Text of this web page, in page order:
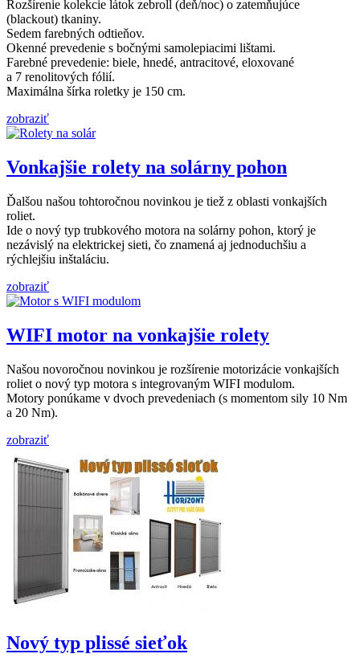
Rozšírenie kolekcie látok zebroll (deň/noc) o zatemňujúce
(blackout) tkaniny.
Sedem farebných odtieňov.
Okenné prevedenie s bočnými samolepiacimi lištami.
Farebné prevedenie: biele, hnedé, antracitové, eloxované
a 7 renolitových fólií.
Maximálna šírka roletky je 150 cm.
zobraziť
Vonkajšie rolety na solárny pohon
Ďalšou našou tohtoročnou novinkou je tiež z oblasti vonkajších
roliet.
Ide o nový typ trubkového motora na solárny pohon, ktorý je
nezávislý na elektrickej sieti, čo znamená aj jednoduchšiu a
rýchlejšiu inštaláciu.
zobraziť
WIFI motor na vonkajšie rolety
Našou novoročnou novinkou je rozšírenie motorizácie vonkajších
roliet o nový typ motora s integrovaným WIFI modulom.
Motory ponúkame v dvoch prevedeniach (s momentom sily 10 Nm
a 20 Nm).
zobraziť
Nový typ plissé sieťok